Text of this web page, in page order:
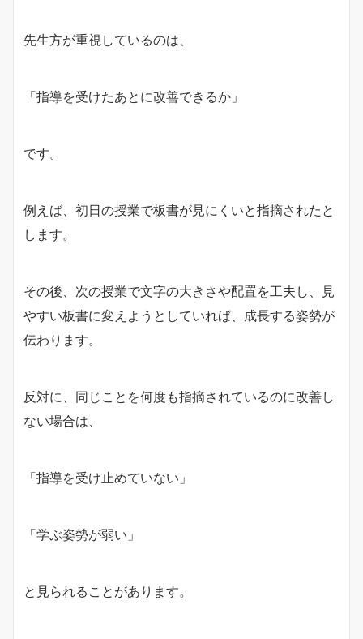
先生方が重視しているのは、
「指導を受けたあとに改善できるか」
です。
例えば、初日の授業で板書が見にくいと指摘されたと
します。
その後、次の授業で文字の大きさや配置を工夫し、見
やすい板書に変えようとしていれば、成長する姿勢が
伝わります。
反対に、同じことを何度も指摘されているのに改善し
ない場合は、
「指導を受け止めていない」
「学ぶ姿勢が弱い」
と見られることがあります。